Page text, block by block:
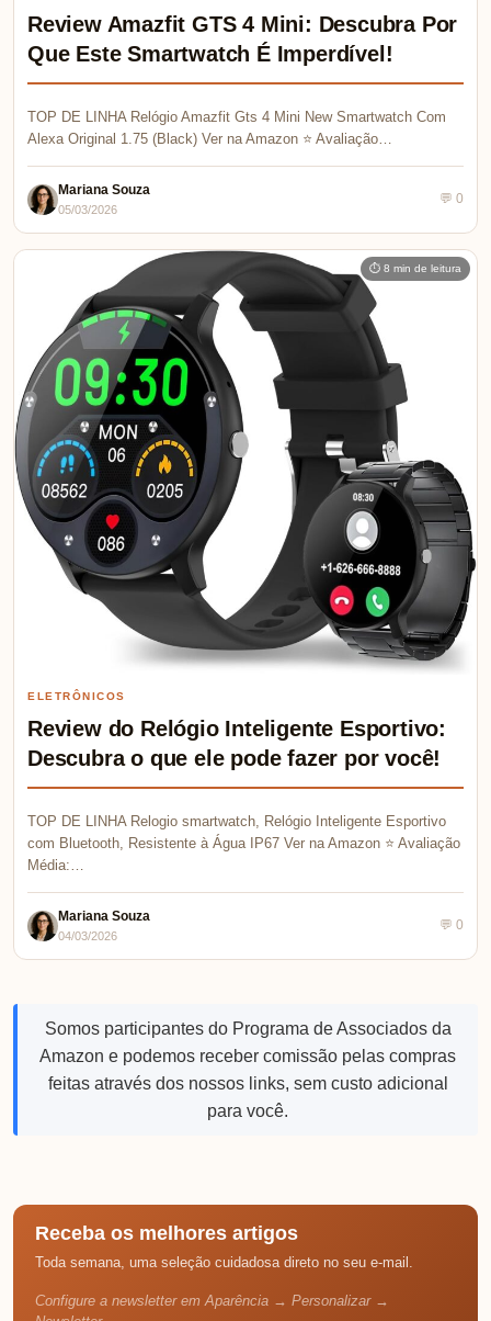
Review Amazfit GTS 4 Mini: Descubra Por
Que Este Smartwatch É Imperdível!
TOP DE LINHA Relógio Amazfit Gts 4 Mini New Smartwatch Com
Alexa Original 1.75 (Black) Ver na Amazon ⭐ Avaliação…
Mariana Souza
05/03/2026
💬 0
⏱ 8 min de leitura
ELETRÔNICOS
Review do Relógio Inteligente Esportivo:
Descubra o que ele pode fazer por você!
TOP DE LINHA Relogio smartwatch, Relógio Inteligente Esportivo
com Bluetooth, Resistente à Água IP67 Ver na Amazon ⭐ Avaliação
Média:…
Mariana Souza
04/03/2026
💬 0
Somos participantes do Programa de Associados da
Amazon e podemos receber comissão pelas compras
feitas através dos nossos links, sem custo adicional
para você.
Receba os melhores artigos
Toda semana, uma seleção cuidadosa direto no seu e-mail.
Configure a newsletter em Aparência → Personalizar →